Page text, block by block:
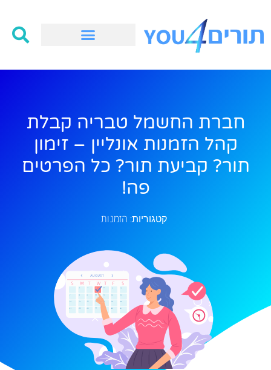
חברת החשמל טבריה קבלת
קהל הזמנות אונליין – זימון
תור? קביעת תור? כל הפרטים
פה!
קטגוריות: הזמנות